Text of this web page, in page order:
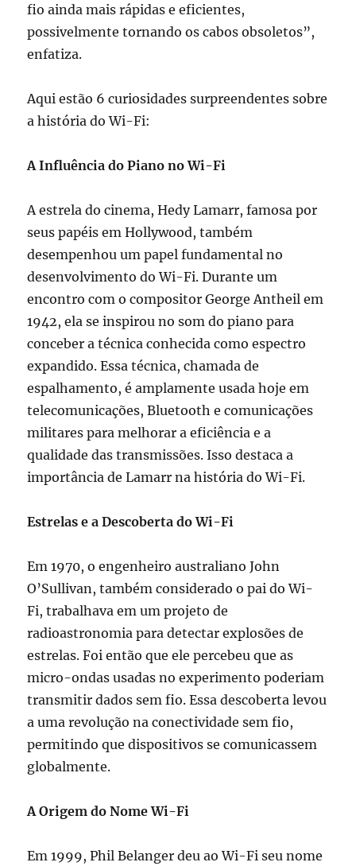
fio ainda mais rápidas e eficientes,
possivelmente tornando os cabos obsoletos”,
enfatiza.
Aqui estão 6 curiosidades surpreendentes sobre
a história do Wi-Fi:
A Influência do Piano no Wi-Fi
A estrela do cinema, Hedy Lamarr, famosa por
seus papéis em Hollywood, também
desempenhou um papel fundamental no
desenvolvimento do Wi-Fi. Durante um
encontro com o compositor George Antheil em
1942, ela se inspirou no som do piano para
conceber a técnica conhecida como espectro
expandido. Essa técnica, chamada de
espalhamento, é amplamente usada hoje em
telecomunicações, Bluetooth e comunicações
militares para melhorar a eficiência e a
qualidade das transmissões. Isso destaca a
importância de Lamarr na história do Wi-Fi.
Estrelas e a Descoberta do Wi-Fi
Em 1970, o engenheiro australiano John
O’Sullivan, também considerado o pai do Wi-
Fi, trabalhava em um projeto de
radioastronomia para detectar explosões de
estrelas. Foi então que ele percebeu que as
micro-ondas usadas no experimento poderiam
transmitir dados sem fio. Essa descoberta levou
a uma revolução na conectividade sem fio,
permitindo que dispositivos se comunicassem
globalmente.
A Origem do Nome Wi-Fi
Em 1999, Phil Belanger deu ao Wi-Fi seu nome